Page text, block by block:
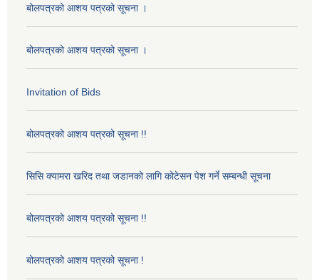
बोलपत्रको आशय पत्रको सूचना ।
बोलपत्रको आशय पत्रको सूचना ।
Invitation of Bids
बोलपत्रको आशय पत्रको सूचना !!
सिसि क्यामरा खरिद तथा जडानको लागि कोटेसन पेश गर्ने सम्बन्धी सूचना
बोलपत्रको आशय पत्रको सूचना !!
बोलपत्रको आशय पत्रको सूचना !